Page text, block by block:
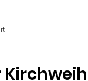
Kirchweih